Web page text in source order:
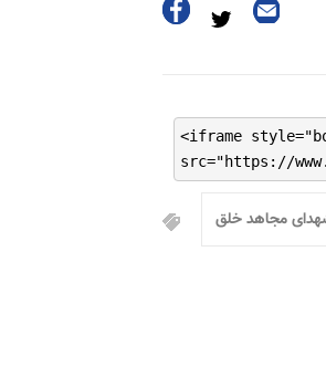
<iframe
src="https://
مجاهد خلق